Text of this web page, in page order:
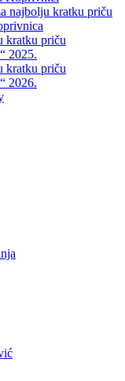
najbolju kratku priču
kratku priču
2025.
kratku priču
2026.